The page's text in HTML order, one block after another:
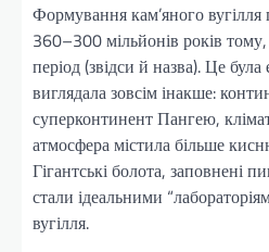
Формування кам’яного
360–300 мільйонів років
період (звідси й назва). Це
виглядала зовсім інакше:
суперконтинент Пангею,
атмосфера містила більше
Гігантські болота, заповнені
стали ідеальними
вугілля.